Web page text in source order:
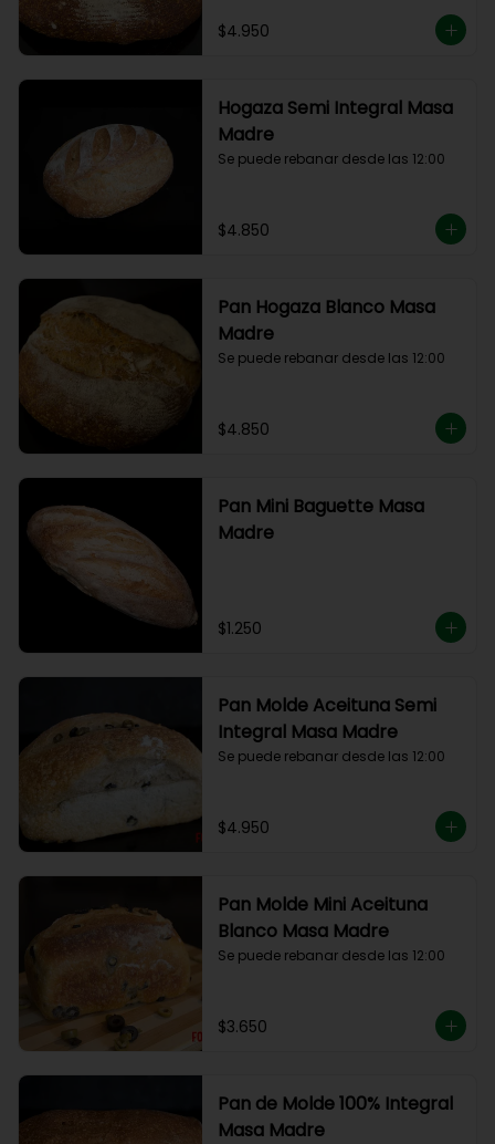
$4.950
Hogaza Semi Integral Masa
Madre
Se puede rebanar desde las 12:00
$4.850
Pan Hogaza Blanco Masa
Madre
Se puede rebanar desde las 12:00
$4.850
Pan Mini Baguette Masa
Madre
$1.250
Pan Molde Aceituna Semi
Integral Masa Madre
Se puede rebanar desde las 12:00
$4.950
Pan Molde Mini Aceituna
Blanco Masa Madre
Se puede rebanar desde las 12:00
$3.650
Pan de Molde 100% Integral
Masa Madre